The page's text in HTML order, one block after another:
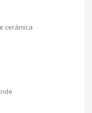
cerámica